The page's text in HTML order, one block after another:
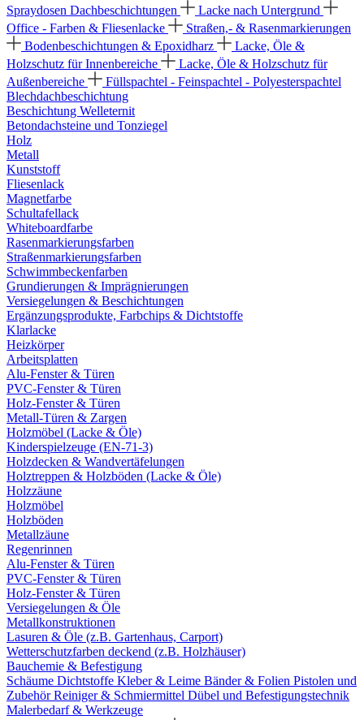
Spraydosen Dachbeschichtungen
Lacke nach Untergrund
Office - Farben & Fliesenlacke
Straßen,- & Rasenmarkierungen
Bodenbeschichtungen & Epoxidharz
Lacke, Öle &
Holzschutz für Innenbereiche
Lacke, Öle & Holzschutz für
Außenbereiche
Füllspachtel - Feinspachtel - Polyesterspachtel
Blechdachbeschichtung
Beschichtung Welleternit
Betondachsteine und Tonziegel
Holz
Metall
Kunststoff
Fliesenlack
Magnetfarbe
Schultafellack
Whiteboardfarbe
Rasenmarkierungsfarben
Straßenmarkierungsfarben
Schwimmbeckenfarben
Grundierungen & Imprägnierungen
Versiegelungen & Beschichtungen
Ergänzungsprodukte, Farbchips & Dichtstoffe
Klarlacke
Heizkörper
Arbeitsplatten
Alu-Fenster & Türen
PVC-Fenster & Türen
Holz-Fenster & Türen
Metall-Türen & Zargen
Holzmöbel (Lacke & Öle)
Kinderspielzeuge (EN-71-3)
Holzdecken & Wandvertäfelungen
Holztreppen & Holzböden (Lacke & Öle)
Holzzäune
Holzmöbel
Holzböden
Metallzäune
Regenrinnen
Alu-Fenster & Türen
PVC-Fenster & Türen
Holz-Fenster & Türen
Versiegelungen & Öle
Metallkonstruktionen
Lasuren & Öle (z.B. Gartenhaus, Carport)
Wetterschutzfarben deckend (z.B. Holzhäuser)
Bauchemie & Befestigung
Schäume Dichtstoffe Kleber & Leime Bänder & Folien Pistolen und
ZubehörReiniger & Schmiermittel Dübel und Befestigungstechnik
Malerbedarf & Werkzeuge